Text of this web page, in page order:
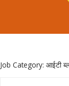
Job Category: आईटी